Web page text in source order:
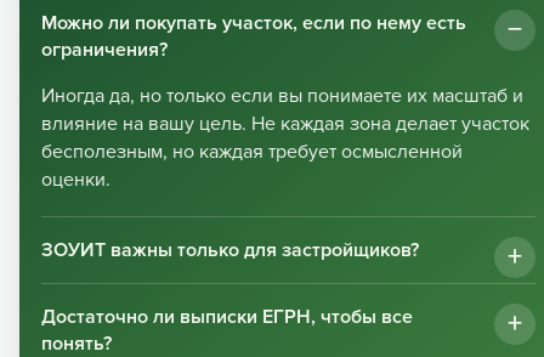
Можно ли покупать участок, если по нему есть
ограничения?
Иногда да, но только если вы понимаете их масштаб и
влияние на вашу цель. Не каждая зона делает участок
бесполезным, но каждая требует осмысленной
оценки.
ЗОУИТ важны только для застройщиков?
Достаточно ли выписки ЕГРН, чтобы все
понять?